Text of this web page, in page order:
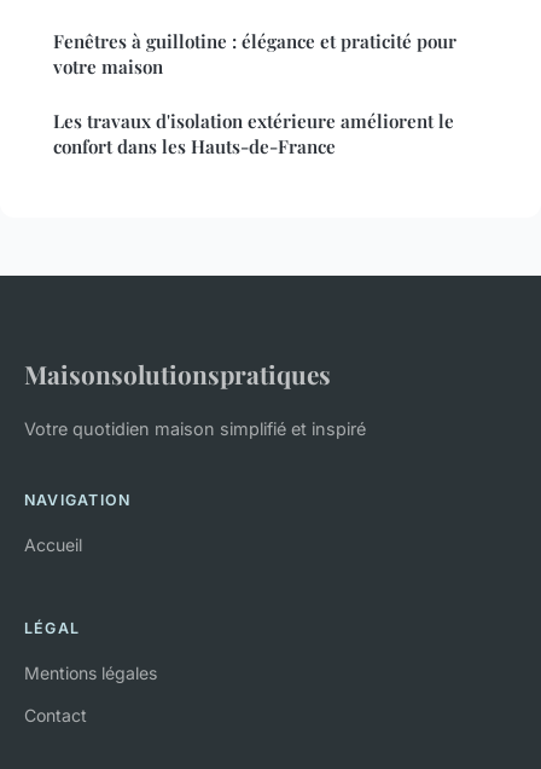
Fenêtres à guillotine : élégance et praticité pour
votre maison
Les travaux d'isolation extérieure améliorent le
confort dans les Hauts-de-France
Maisonsolutionspratiques
Votre quotidien maison simplifié et inspiré
NAVIGATION
Accueil
LÉGAL
Mentions légales
Contact